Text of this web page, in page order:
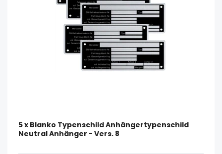
5 x Blanko Typenschild Anhängertypenschild
Neutral Anhänger - Vers. 8